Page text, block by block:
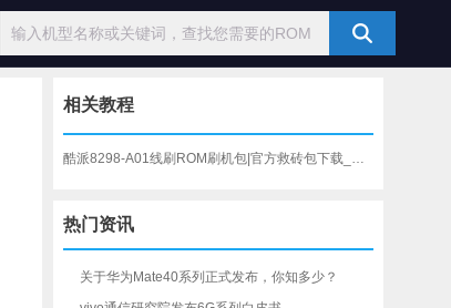
相关教程
酷派8298-A01线刷ROM刷机包|官方救砖包下载_刷机教程
热门资讯
关于华为Mate40系列正式发布，你知多少？